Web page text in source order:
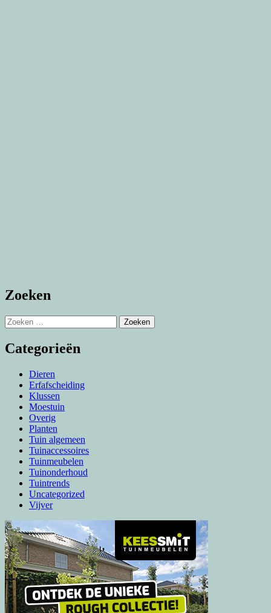
Zoeken
Zoeken
naar:
Categorieën
Dieren
Erfafscheiding
Klussen
Moestuin
Overig
Planten
Tuin algemeen
Tuinaccessoires
Tuinmeubelen
Tuinonderhoud
Tuintrends
Uncategorized
Vijver